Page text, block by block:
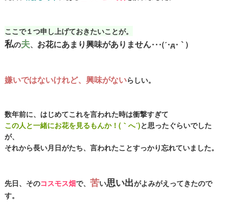
ここで１つ申し上げておきたいことが。
私の夫、 お花にあまり興味がありません･･･(´･д･｀)
嫌いではないけれど、興味がないらしい。
数年前に、はじめてこれを言われた時は衝撃すぎて
この人と一緒にお花を見るもんか！(｀へ´)と思ったぐらいでした
が、
それから長い月日がたち、言われたことすっかり忘れていました。
先日、そのコスモス畑で、 苦い思い出がよみがえってきたので
す。